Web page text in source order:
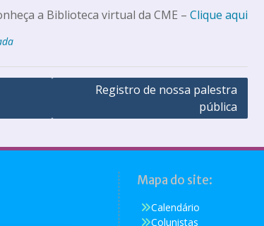
a Biblioteca virtual da CME – Clique aqui
Registro de nossa palestra
pública
Mapa do site:
Calendário
Colunistas